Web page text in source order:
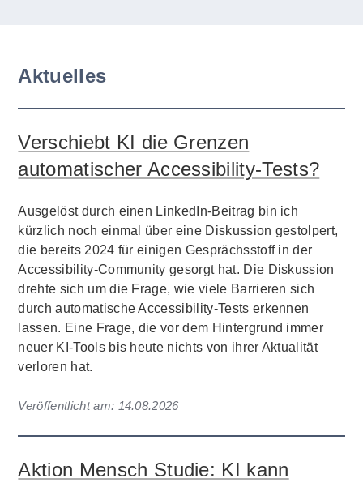
Aktuelles
Verschiebt KI die Grenzen
automatischer Accessibility-Tests?
Ausgelöst durch einen LinkedIn-Beitrag bin ich
kürzlich noch einmal über eine Diskussion gestolpert,
die bereits 2024 für einigen Gesprächsstoff in der
Accessibility-Community gesorgt hat. Die Diskussion
drehte sich um die Frage, wie viele Barrieren sich
durch automatische Accessibility-Tests erkennen
lassen. Eine Frage, die vor dem Hintergrund immer
neuer KI-Tools bis heute nichts von ihrer Aktualität
verloren hat.
Veröffentlicht am: 14.08.2026
Aktion Mensch Studie: KI kann